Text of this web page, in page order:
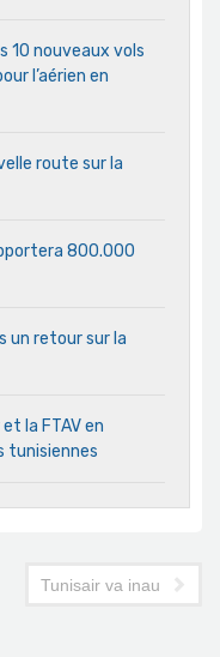
10 nouveaux vols
l’aérien en
route sur la
800.000
un retour sur la
la FTAV en
tunisiennes
de sa saison hiver
Tunisair va inaugurer